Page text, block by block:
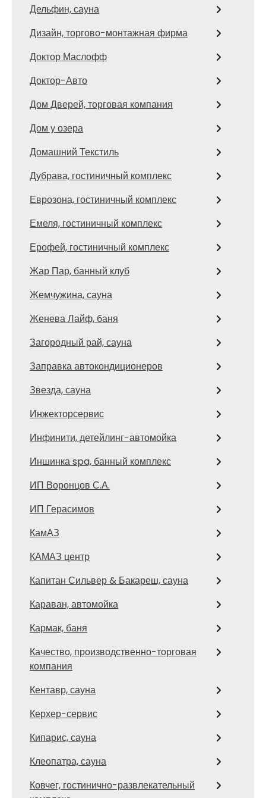
Дельфин, сауна
Дизайн, торгово-монтажная фирма
Доктор Маслофф
Доктор-Авто
Дом Дверей, торговая компания
Дом у озера
Домашний Текстиль
Дубрава, гостиничный комплекс
Еврозона, гостиничный комплекс
Емеля, гостиничный комплекс
Ерофей, гостиничный комплекс
Жар Пар, банный клуб
Жемчужина, сауна
Женева Лайф, баня
Загородный рай, сауна
Заправка автокондиционеров
Звезда, сауна
Инжекторсервис
Инфинити, детейлинг-автомойка
Иншинка spa, банный комплекс
ИП Воронцов С.А.
ИП Герасимов
КамАЗ
КАМАЗ центр
Капитан Сильвер & Бакареш, сауна
Караван, автомойка
Кармак, баня
Качество, производственно-торговая
компания
Кентавр, сауна
Керхер-сервис
Кипарис, сауна
Клеопатра, сауна
Ковчег, гостинично-развлекательный